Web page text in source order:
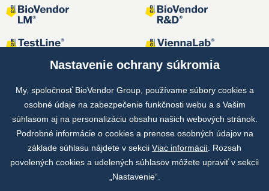
Spoločné projekty
Nastavenie ochrany súkromia
My, spoločnosť BioVendor Group, používame súbory cookies a
osobné údaje na zabezpečenie funkčnosti webu a s Vašim
súhlasom aj na personalizáciu obsahu našich webových stránok.
Podrobné informácie o cookies a prenose osobných údajov na
základe súhlasu nájdete v sekcii Viac informácií . Rozsah
povolených cookies a udelených súhlasov môžete upraviť v sekcii
„Nastavenie“.